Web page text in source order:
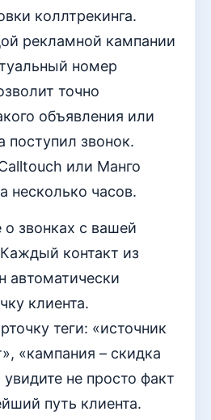
коллтрекинга.
рекламной кампании
номер
точно
объявления или
поступил звонок.
или Манго
несколько часов.
звонках с вашей
контакт из
автоматически
клиента.
теги: «источник
«кампания – скидка
не просто факт
путь клиента.